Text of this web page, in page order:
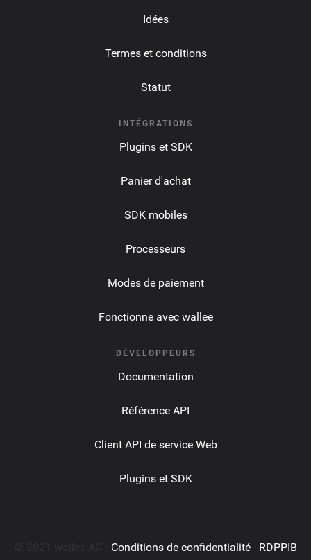
Idées
Termes et conditions
Statut
INTÉGRATIONS
Plugins et SDK
Panier d'achat
SDK mobiles
Processeurs
Modes de paiement
Fonctionne avec wallee
DÉVELOPPEURS
Documentation
Référence API
Client API de service Web
Plugins et SDK
Conditions de confidentialité· RDPPIB